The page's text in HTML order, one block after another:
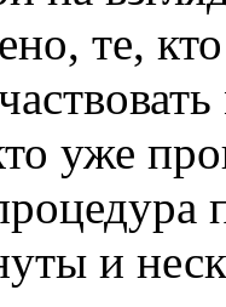
те,
уже
и